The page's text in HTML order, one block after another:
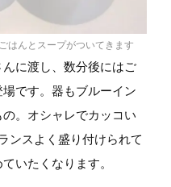
はんとスープがついてきます
に渡し、数分後にはご
です。器もブルーイン
。オシャレでカッコい
ンスよく盛り付けられて
いたくなります。